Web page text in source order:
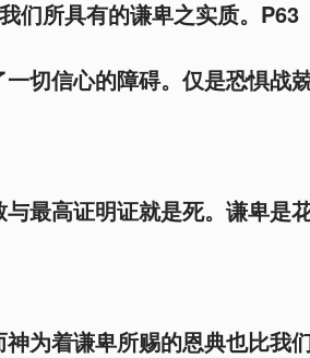
们所具有的谦卑之实质。P63
切信心的障碍。仅是恐惧战
最高证明证就是死。谦卑是
为着谦卑所赐的恩典也比我们